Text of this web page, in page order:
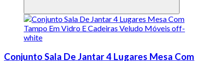
Conjunto Sala De Jantar 4 Lugares Mesa Com